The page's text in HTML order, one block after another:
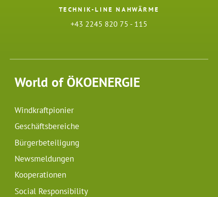
TECHNIK-LINE NAHWÄRME
+43 2245 820 75 - 115
World of ÖKOENERGIE
Windkraftpionier
Geschäftsbereiche
Bürgerbeteiligung
Newsmeldungen
Kooperationen
Social Responsibility